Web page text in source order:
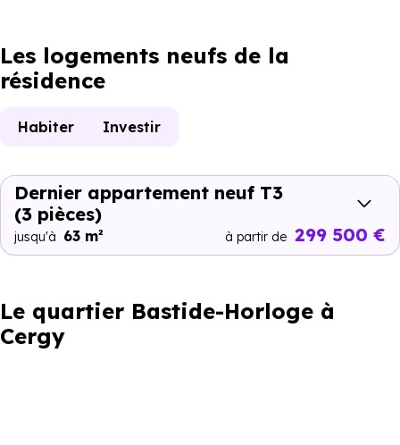
Les logements neufs de la
résidence
Habiter Investir
Dernier appartement neuf T3
(3 pièces)
jusqu'à 63 m² à partir de 299 500 €
Le quartier Bastide-Horloge à
Cergy